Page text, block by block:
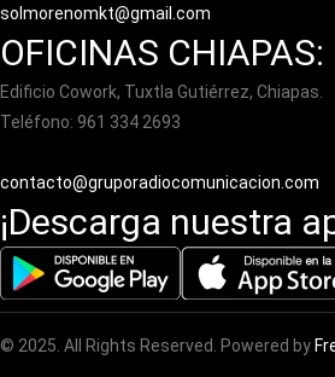
solmorenomkt@gmail.com
OFICINAS CHIAPAS:
Edificio Cowork, Tuxtla Gutiérrez, Chiapas.
Teléfono: 961 334 2693
contacto@gruporadiocomunicacion.com
¡Descarga nuestra
© 2025. All Rights Reserved. Powered by